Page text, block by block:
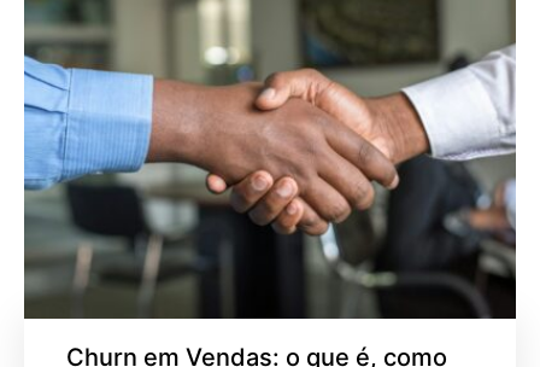
Churn em Vendas: o que é, como